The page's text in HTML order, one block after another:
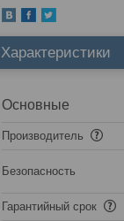
Характеристики
Основные
Производитель
Безопасность
Гарантийный срок